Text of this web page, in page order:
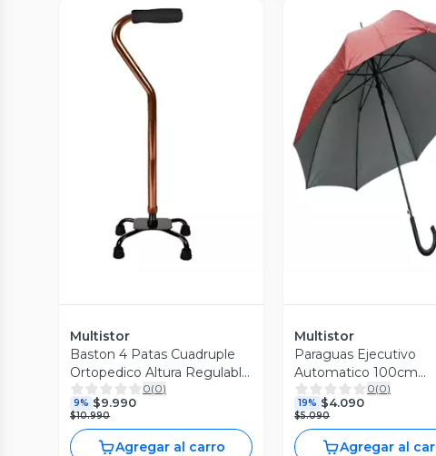
Vista Previa
Multistor
Baston 4 Patas Cuadruple
Ortopedico Altura Regulable
Bronce
0(0)
9% $9.990
$10.990
Agregar al carro
Vista Previa
Multistor
Paraguas Ejecutivo
Automatico 100cm
Proteccion Uv
Bordo
0(0)
19% $4.090
$5.090
Agregar al